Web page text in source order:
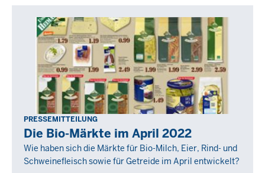
00:00
Freitag,
27
Mai
2022
PRESSEMITTEILUNG
Die Bio-Märkte im April 2022
Wie haben sich die Märkte für Bio-Milch, Eier, Rind- und
Schweinefleisch sowie für Getreide im April entwickelt?